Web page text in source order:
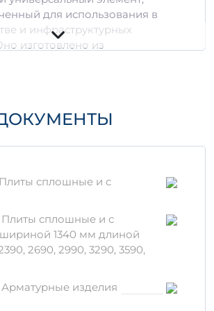
для использования в
и инфраструктурных
изготовлено из
0,52 м³, 0,7216 м³
механическая прочность
сред
Плиты сплошные и с
Плиты сплошные и с
1340 мм длиной
2690, 2990, 3290, 3590,
Арматурные изделия